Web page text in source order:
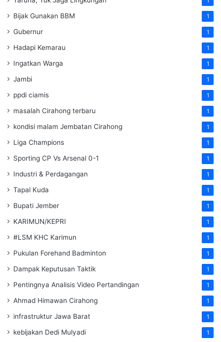
Bijak Gunakan BBM 1
Gubernur 1
Hadapi Kemarau 1
Ingatkan Warga 1
Jambi 1
ppdi ciamis 1
masalah Cirahong terbaru 1
kondisi malam Jembatan Cirahong 1
Liga Champions 1
Sporting CP Vs Arsenal 0-1 1
Industri & Perdagangan 1
Tapal Kuda 1
Bupati Jember 1
KARIMUN/KEPRI 1
#LSM KHC Karimun 1
Pukulan Forehand Badminton 1
Dampak Keputusan Taktik 1
Pentingnya Analisis Video Pertandingan 1
Ahmad Himawan Cirahong 1
infrastruktur Jawa Barat 1
kebijakan Dedi Mulyadi 1